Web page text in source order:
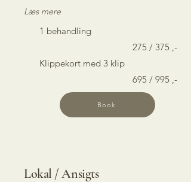
Læs mere
1 behandling
275 / 375 ,-
Klippekort med 3 klip
695 / 995 ,-
Book
Lokal / Ansigts